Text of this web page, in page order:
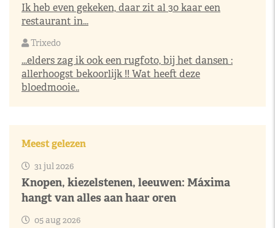
Ik heb even gekeken, daar zit al 30 kaar een
restaurant in...
Trixedo
...elders zag ik ook een rugfoto, bij het dansen :
allerhoogst bekoorlijk !! Wat heeft deze
bloedmooie..
Meest gelezen
31 jul 2026
Knopen, kiezelstenen, leeuwen: Máxima
hangt van alles aan haar oren
05 aug 2026